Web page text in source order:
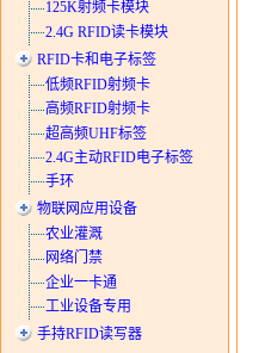
125K射频卡模块
2.4G RFID读卡模块
RFID卡和电子标签
低频RFID射频卡
高频RFID射频卡
超高频UHF标签
2.4G主动RFID电子标签
手环
物联网应用设备
农业灌溉
网络门禁
企业一卡通
工业设备专用
手持RFID读写器